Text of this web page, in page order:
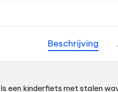
Beschrijving
Is een kinderfiets met stalen